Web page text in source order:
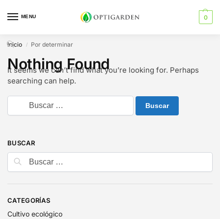
MENU 0
Inicio / Por determinar
Nothing Found
It seems we can’t find what you’re looking for. Perhaps
searching can help.
BUSCAR
CATEGORÍAS
Cultivo ecológico